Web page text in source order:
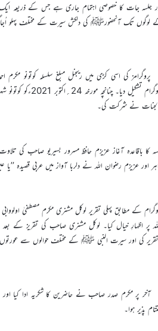
جلسہ جات کا خصوصی اہتمام جاری ہے جس کے ذریعہ
لوگوں تک آنحضورﷺ کی دلکش سیرت کے مختلف پہلو
پروگرامز کی اسی کڑی میں ریجنل مبلغ سلسلہ کوتونو
نے شرکت کی۔
کا باقاعدہ آغاز عزیزم حافظ مسرور بسیریو صاحب کی
اور عزیزم رضوان اللہ نے دلربا آواز میں عربی قصیدہ ’’یا
کے مطابق پہلی تقریر لوکل مشنری مکرم مصطفیٰ
پر اظہارِ خیال کیا۔ لوکل مشنری صاحب کی تقریز
کی اور سیرت النبی ﷺ کے مختلف حوالوں سے عورتوں کی
آخر پر مکرم صدر صاحب نے حاضرین کا شکریہ ادا کیا اور
پذیر ہوا۔